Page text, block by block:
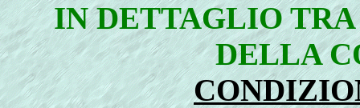
IN DETTAGLIO
DELLA